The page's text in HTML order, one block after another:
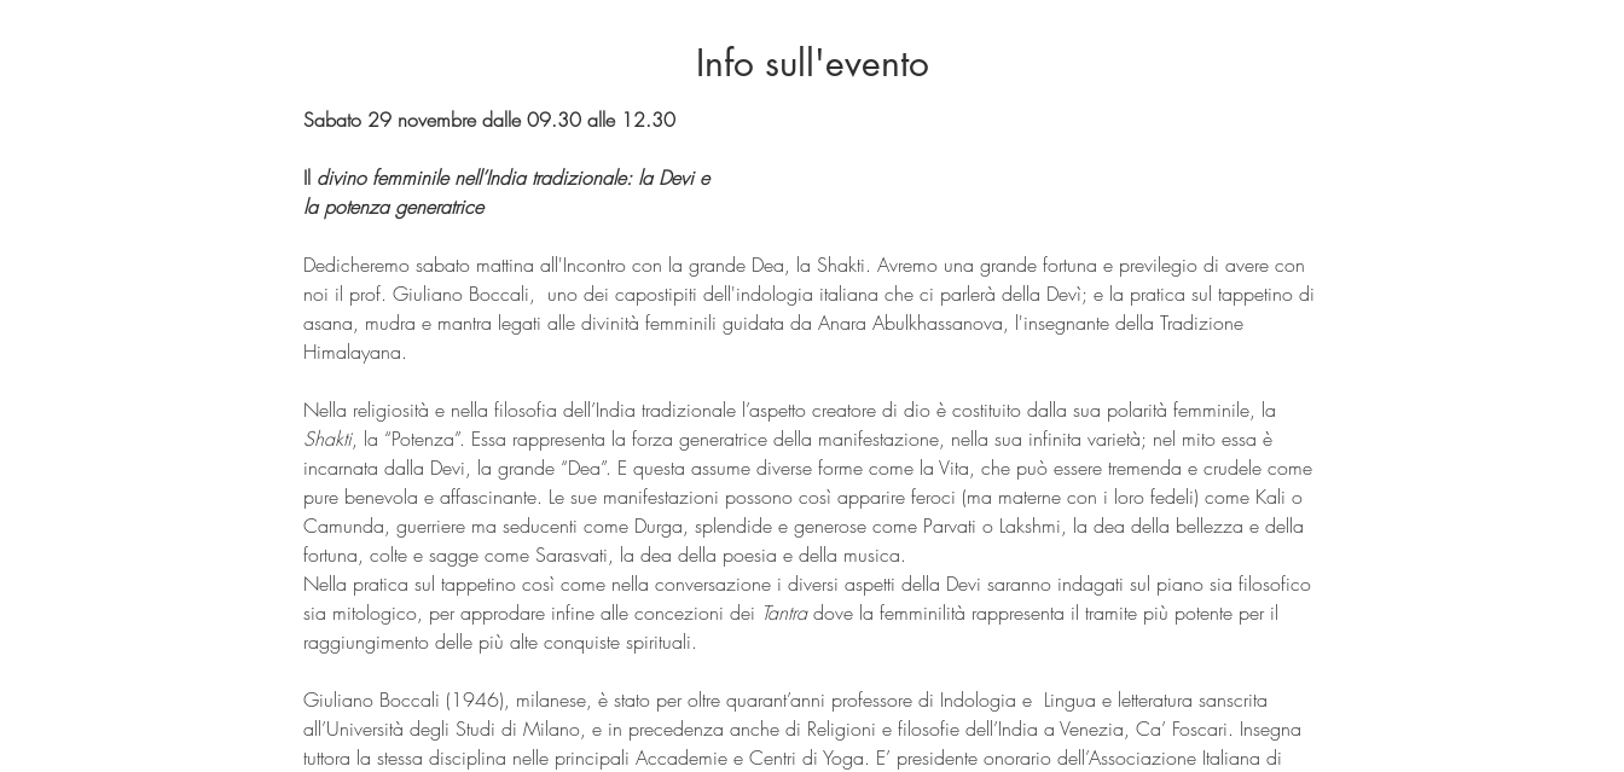
Info sull'evento
Sabato 29 novembre dalle 09.30 alle 12.30
Il divino femminile nell’India tradizionale: la Devi e
la potenza generatrice
Dedicheremo sabato mattina all'Incontro con la grande Dea, la Shakti. Avremo una grande fortuna e previlegio di avere con
noi il prof. Giuliano Boccali,  uno dei capostipiti dell'indologia italiana che ci parlerà della Devì; e la pratica sul tappetino di
asana, mudra e mantra legati alle divinità femminili guidata da Anara Abulkhassanova, l'insegnante della Tradizione
Himalayana.
Nella religiosità e nella filosofia dell’India tradizionale l’aspetto creatore di dio è costituito dalla sua polarità femminile, la
Shakti, la “Potenza”. Essa rappresenta la forza generatrice della manifestazione, nella sua infinita varietà; nel mito essa è
incarnata dalla Devi, la grande “Dea”. E questa assume diverse forme come la Vita, che può essere tremenda e crudele come
pure benevola e affascinante. Le sue manifestazioni possono così apparire feroci (ma materne con i loro fedeli) come Kali o
Camunda, guerriere ma seducenti come Durga, splendide e generose come Parvati o Lakshmi, la dea della bellezza e della
fortuna, colte e sagge come Sarasvati, la dea della poesia e della musica.
Nella pratica sul tappetino così come nella conversazione i diversi aspetti della Devi saranno indagati sul piano sia filosofico
sia mitologico, per approdare infine alle concezioni dei Tantra dove la femminilità rappresenta il tramite più potente per il
raggiungimento delle più alte conquiste spirituali.
Giuliano Boccali (1946), milanese, è stato per oltre quarant’anni professore di Indologia e  Lingua e letteratura sanscrita
all’Università degli Studi di Milano, e in precedenza anche di Religioni e filosofie dell’India a Venezia, Ca’ Foscari. Insegna
tuttora la stessa disciplina nelle principali Accademie e Centri di Yoga. E’ presidente onorario dell’Associazione Italiana di